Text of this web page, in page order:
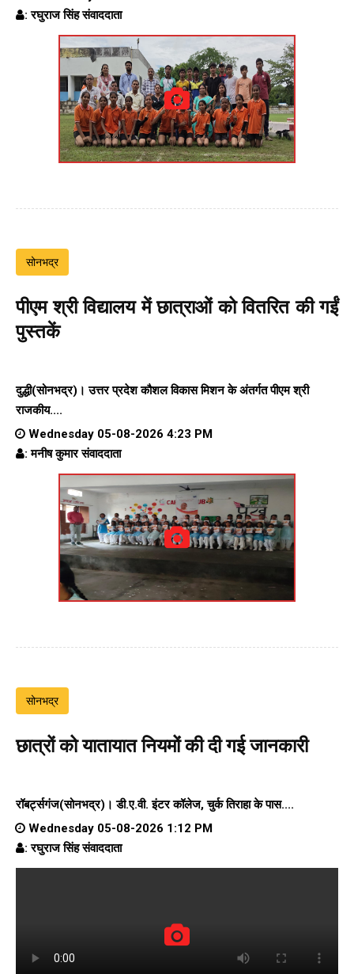
: रघुराज सिंह संवाददाता
सोनभद्र
पीएम श्री विद्यालय में छात्राओं को वितरित की गईं
पुस्तकें
दुद्धी(सोनभद्र)। उत्तर प्रदेश कौशल विकास मिशन के अंतर्गत पीएम श्री
राजकीय....
Wednesday 05-08-2026 4:23 PM
: मनीष कुमार संवाददाता
सोनभद्र
छात्रों को यातायात नियमों की दी गई जानकारी
रॉबर्ट्सगंज(सोनभद्र)। डी.ए.वी. इंटर कॉलेज, चुर्क तिराहा के पास....
Wednesday 05-08-2026 1:12 PM
: रघुराज सिंह संवाददाता